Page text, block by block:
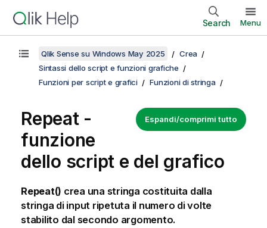
Search Menu
Qlik Sense su Windows May 2025
Crea
Sintassi dello script e funzioni grafiche
Funzioni per script e grafici
Funzioni di stringa
Espandi/comprimi tutto
Repeat -
funzione
dello script e del grafico
Repeat() crea una stringa costituita dalla
stringa di input ripetuta il numero di volte
stabilito dal secondo argomento.